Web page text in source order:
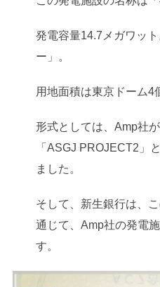
発電容量14.7メガワッ
ー」。
用地面積は東京ドーム4
形式としては、Amp社
「ASGJ PROJECT2」
ました。
そして、新生銀行は、
通じて、Amp社の発電
す。